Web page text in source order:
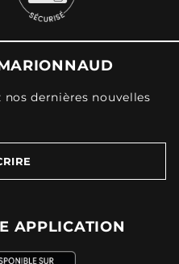
dernières nouvelles
APPLICATION